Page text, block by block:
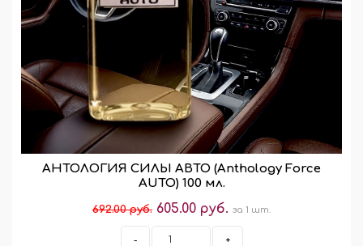
АНТОЛОГИЯ СИЛЫ АВТО (Anthology Force
AUTO) 100 мл.
692.00 руб. 605.00 руб. за 1 шт.
- +